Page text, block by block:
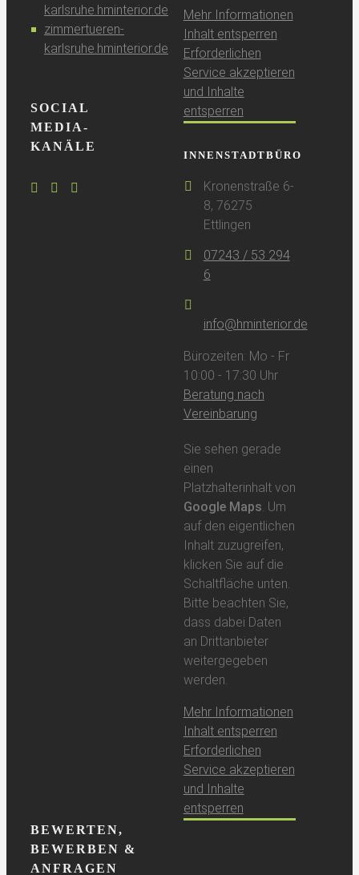
karlsruhe.hminterior.de
zimmertueren-
karlsruhe.hminterior.de
SOCIAL
MEDIA-
KANÄLE
Mehr Informationen
Inhalt entsperren
Erforderlichen
Service akzeptieren
und Inhalte
entsperren
INNENSTADTBÜRO
Kronenstraße 6-
8, 76275
Ettlingen
07243 / 53 294
6
info@hminterior.de
Bürozeiten: Mo - Fr
10:00 - 17:30 Uhr
Beratung nach
Vereinbarung
Sie sehen gerade
einen
Platzhalterinhalt von
Google Maps . Um
auf den eigentlichen
Inhalt zuzugreifen,
klicken Sie auf die
Schaltfläche unten.
Bitte beachten Sie,
dass dabei Daten
an Drittanbieter
weitergegeben
werden.
Mehr Informationen
Inhalt entsperren
Erforderlichen
Service akzeptieren
und Inhalte
entsperren
BEWERTEN,
BEWERBEN &
ANFRAGEN